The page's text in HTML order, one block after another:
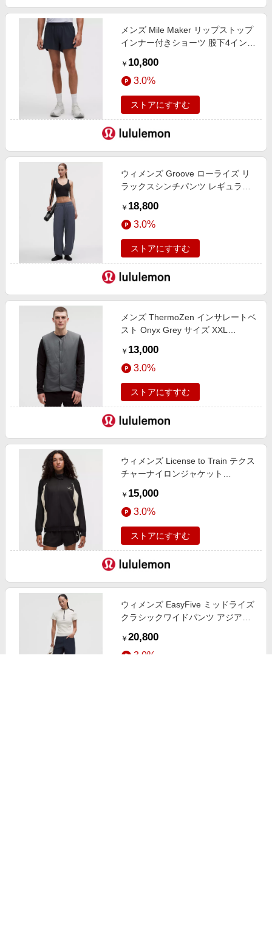
メンズ Mile Maker リップストップ
インナー付きショーツ 股下4インチ
￥ 10,800
3.0%
ストアにすすむ
ウィメンズ Groove ローライズ リ
ラックスシンチパンツ レギュラー
￥ 18,800
3.0%
ストアにすすむ
メンズ ThermoZen インサレートベ
スト Onyx Grey サイズ XXL
￥ 13,000
3.0%
ストアにすすむ
ウィメンズ License to Train テクス
チャーナイロンジャケット
lululemon
￥ 15,000
3.0%
ストアにすすむ
ウィメンズ EasyFive ミッドライズ
クラシックワイドパンツ アジアフ
lululemon
￥ 20,800
3.0%